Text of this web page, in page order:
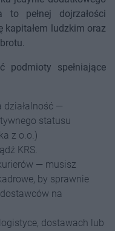
to pełnej dojrzałości
kapitałem ludzkim oraz
podmioty spełniające
działalność —
statusu
z o.o.)
KRS.
— musisz
by sprawnie
na
dostawach lub